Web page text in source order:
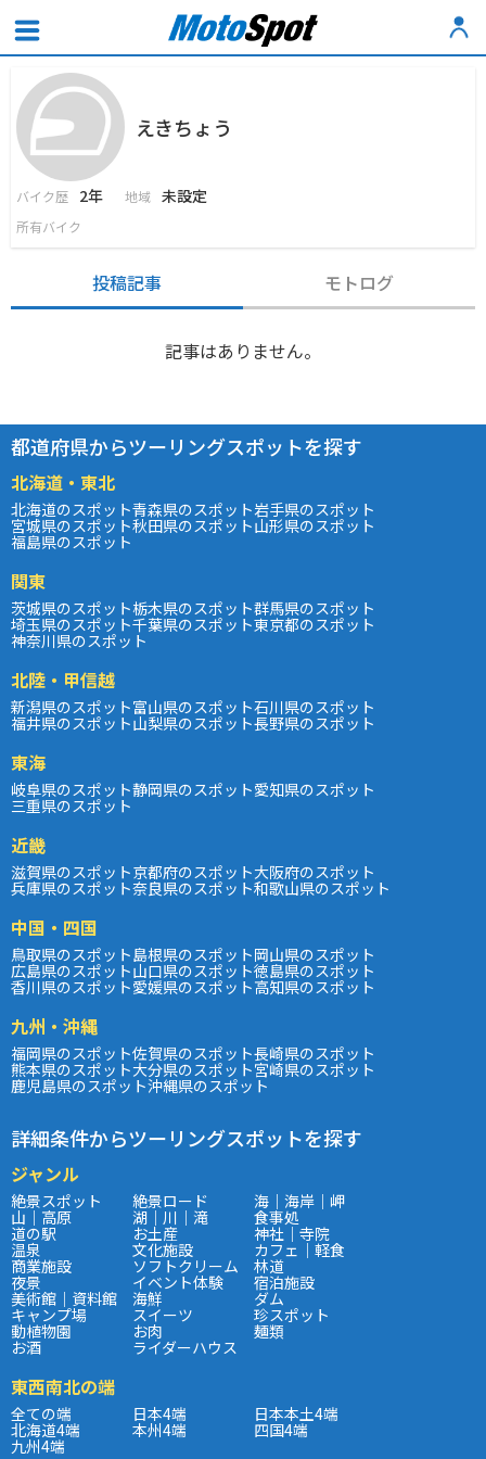
えきちょう
バイク歴 2年 地域 未設定
所有バイク
投稿記事 モトログ
記事はありません。
都道府県からツーリングスポットを探す
北海道・東北
北海道のスポット青森県のスポット岩手県のスポット
宮城県のスポット秋田県のスポット山形県のスポット
福島県のスポット
関東
茨城県のスポット栃木県のスポット群馬県のスポット
埼玉県のスポット千葉県のスポット東京都のスポット
神奈川県のスポット
北陸・甲信越
新潟県のスポット富山県のスポット石川県のスポット
福井県のスポット山梨県のスポット長野県のスポット
東海
岐阜県のスポット静岡県のスポット愛知県のスポット
三重県のスポット
近畿
滋賀県のスポット京都府のスポット大阪府のスポット
兵庫県のスポット奈良県のスポット和歌山県のスポット
中国・四国
鳥取県のスポット島根県のスポット岡山県のスポット
広島県のスポット山口県のスポット徳島県のスポット
香川県のスポット愛媛県のスポット高知県のスポット
九州・沖縄
福岡県のスポット佐賀県のスポット長崎県のスポット
熊本県のスポット大分県のスポット宮崎県のスポット
鹿児島県のスポット沖縄県のスポット
詳細条件からツーリングスポットを探す
ジャンル
絶景スポット 絶景ロード 海｜海岸｜岬
山｜高原 湖｜川｜滝 食事処
道の駅 お土産 神社｜寺院
温泉 文化施設 カフェ｜軽食
商業施設 ソフトクリーム 林道
夜景 イベント体験 宿泊施設
美術館｜資料館 海鮮 ダム
キャンプ場 スイーツ 珍スポット
動植物園 お肉 麺類
お酒 ライダーハウス
東西南北の端
全ての端 日本4端 日本本土4端
北海道4端 本州4端 四国4端
九州4端